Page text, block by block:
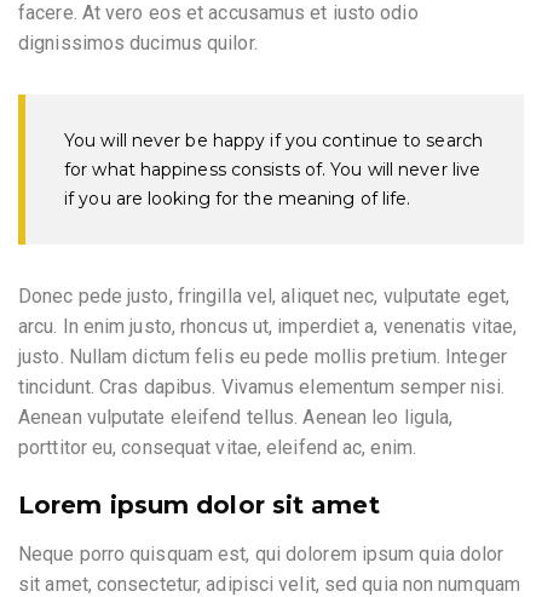
facere. At vero eos et accusamus et iusto odio
dignissimos ducimus quilor.
You will never be happy if you continue to search
for what happiness consists of. You will never live
if you are looking for the meaning of life.
Donec pede justo, fringilla vel, aliquet nec, vulputate eget,
arcu. In enim justo, rhoncus ut, imperdiet a, venenatis vitae,
justo. Nullam dictum felis eu pede mollis pretium. Integer
tincidunt. Cras dapibus. Vivamus elementum semper nisi.
Aenean vulputate eleifend tellus. Aenean leo ligula,
porttitor eu, consequat vitae, eleifend ac, enim.
Lorem ipsum dolor sit amet
Neque porro quisquam est, qui dolorem ipsum quia dolor
sit amet, consectetur, adipisci velit, sed quia non numquam